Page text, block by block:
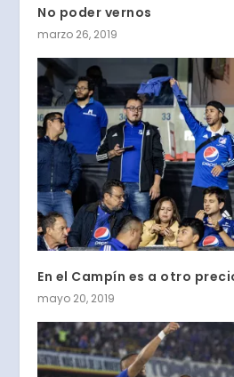
No poder vernos
marzo 26, 2019
En el Campín es a otro
mayo 20, 2019